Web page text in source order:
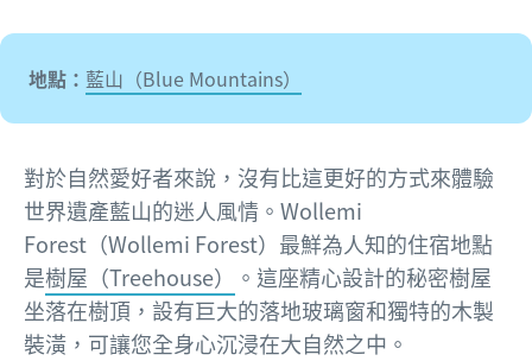
地點： 藍山（Blue Mountains）
對於自然愛好者來說，沒有比這更好的方式來體驗
世界遺產藍山的迷人風情。Wollemi
Forest（Wollemi Forest）最鮮為人知的住宿地點
是樹屋（Treehouse）
。這座精心設計的秘密樹屋
坐落在樹頂，設有巨大的落地玻璃窗和獨特的木製
裝潢，可讓您全身心沉浸在大自然之中。